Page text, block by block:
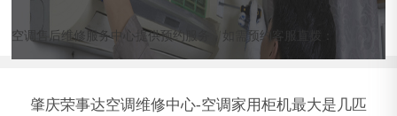
空调售后维修服务中心提供预约服务，如需预约客服直拨：
肇庆荣事达空调维修中心-空调家用柜机最大是几匹